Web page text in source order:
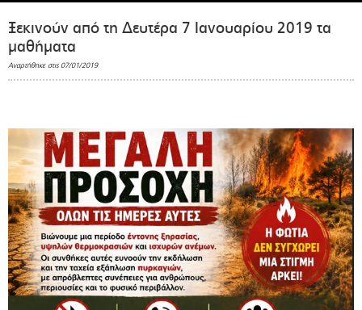
Ξεκινούν από τη Δευτέρα 7 Ιανουαρίου 2019 τα
μαθήματα
Αναρτήθηκε στις 07/01/2019